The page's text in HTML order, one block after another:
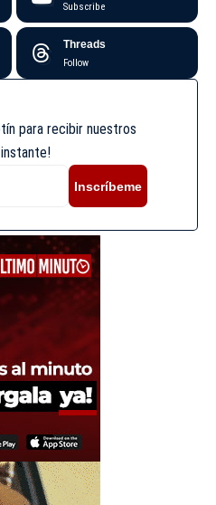
Subscribe
Threads
Follow
para recibir nuestros
Inscríbeme